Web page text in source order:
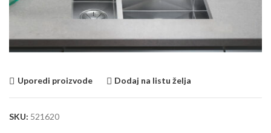
Uporedi proizvode Dodaj na listu želja
SKU: 521620